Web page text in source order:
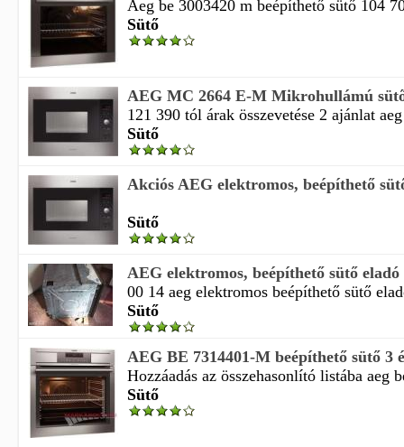
Aeg be 3003420 m beépíthető sütő 104
Sütő
AEG MC 2664 E-M Mikrohullámú
121 390 tól árak összevetése 2 ajánlat
Sütő
Akciós AEG elektromos, beépíthető
Sütő
AEG elektromos, beépíthető sütő eladó
00 14 aeg elektromos beépíthető sütő
Sütő
AEG BE 7314401-M beépíthető sütő 3
Hozzáadás az összehasonlító listába aeg
Sütő